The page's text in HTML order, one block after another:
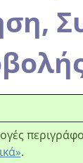
.